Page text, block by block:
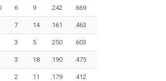
6 9 .242 .669
7 14 .161 .463
3 5 .250 .603
3 18 .190 .475
2 11 .179 .412